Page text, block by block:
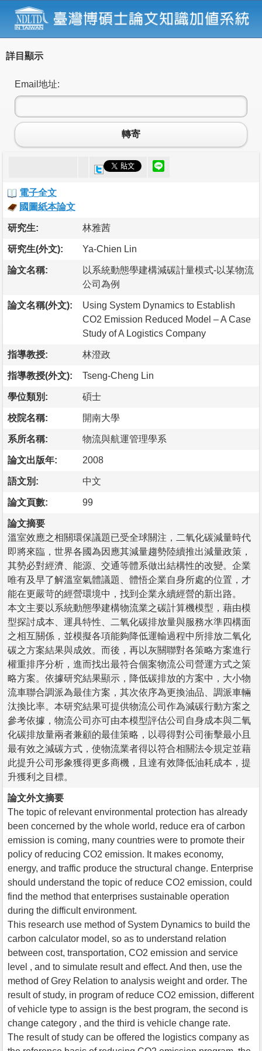
詳目顯示
Email地址:
轉寄
電子全文
國圖紙本論文
研究生: 林雅茜
研究生(外文): Ya-Chien Lin
論文名稱:
以系統動態學建構減碳計量模式-以某物流
公司為例
論文名稱(外文):
Using System Dynamics to Establish
CO2 Emission Reduced Model – A Case
Study of A Logistics Company
指導教授: 林澄政
指導教授(外文): Tseng-Cheng Lin
學位類別: 碩士
校院名稱: 開南大學
系所名稱: 物流與航運管理學系
論文出版年: 2008
語文別: 中文
論文頁數: 99
論文摘要
溫室效應之相關環保議題已受全球關注，二氧化碳減量時代
即將來臨，世界各國為因應其減量趨勢陸續推出減量政策，
其勢必對經濟、能源、交通等體系做出結構性的改變。企業
唯有及早了解溫室氣體議題、體悟企業自身所處的位置，才
能在更嚴苛的經營環境中，找到企業永續經營的新出路。
本文主要以系統動態學建構物流業之碳計算機模型，藉由模
型探討成本、運具特性、二氧化碳排放量與服務水準四構面
之相互關係，並模擬各項能夠降低運輸過程中所排放二氧化
碳之方案結果與成效。而後，再以灰關聯對各策略方案進行
權重排序分析，進而找出最符合個案物流公司營運方式之策
略方案。依據研究結果顯示，降低碳排放的方案中，大小物
流車聯合調派為最佳方案，其次依序為更換油品、調派車輛
汰換比率。本研究結果可提供物流公司作為減碳行動方案之
參考依據，物流公司亦可由本模型評估公司自身成本與二氧
化碳排放量兩者兼顧的最佳策略，以尋得對公司衝擊最小且
最有效之減碳方式，使物流業者得以符合相關法令規定並藉
此提升公司形象獲得更多商機，且達有效降低油耗成本，提
升獲利之目標。
論文外文摘要
The topic of relevant environmental protection has already
been concerned by the whole world, reduce era of carbon
emission is coming, many countries were to promote their
policy of reducing CO2 emission. It makes economy,
energy, and traffic produce the structural change. Enterprise
should understand the topic of reduce CO2 emission, could
find the method that enterprises sustainable operation
during the difficult environment.
This research use method of System Dynamics to build the
carbon calculator model, so as to understand relation
between cost, transportation, CO2 emission and service
level , and to simulate result and effect. And then, use the
method of Grey Relation to analysis weight and order. The
result of study, in program of reduce CO2 emission, different
of vehicle type to assign is the best program, the second is
change category , and the third is vehicle change rate.
The result of study can be offered the logistics company as